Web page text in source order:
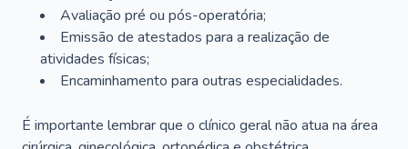
Avaliação pré ou pós-operatória;
Emissão de atestados para a realização de
atividades físicas;
Encaminhamento para outras especialidades.
É importante lembrar que o clínico geral não atua na área